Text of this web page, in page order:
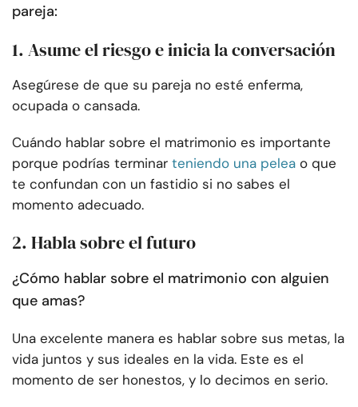
pareja:
1. Asume el riesgo e inicia la conversación
Asegúrese de que su pareja no esté enferma,
ocupada o cansada.
Cuándo hablar sobre el matrimonio es importante
porque podrías terminar teniendo una pelea o que
te confundan con un fastidio si no sabes el
momento adecuado.
2. Habla sobre el futuro
¿Cómo hablar sobre el matrimonio con alguien
que amas?
Una excelente manera es hablar sobre sus metas, la
vida juntos y sus ideales en la vida. Este es el
momento de ser honestos, y lo decimos en serio.